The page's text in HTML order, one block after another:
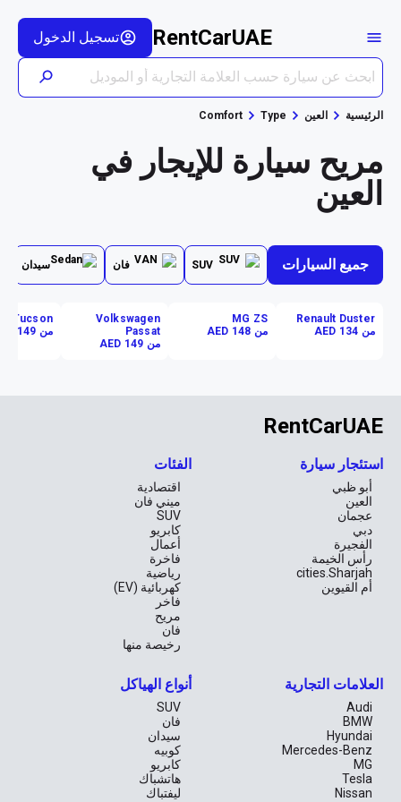
RentCarUAE تسجيل الدخول
الرئيسية العين Type
Comfort
مريح سيارة للإيجار في
العين
جميع السيارات SUV فان سيدان
Renault Duster
من AED 134
MG ZS
من AED 148
Volkswagen
Passat
من AED 149
Tucson
من AED 149
RentCarUAE
استئجار سيارة
أبو ظبي
العين
عجمان
دبي
الفجيرة
رأس الخيمة
cities.Sharjah
أم القيوين
الفئات
اقتصادية
ميني فان
SUV
كابريو
أعمال
فاخرة
رياضية
كهربائية (EV)
فاخر
مريح
فان
رخيصة منها
العلامات التجارية
Audi
BMW
Hyundai
Mercedes-Benz
MG
Tesla
Nissan
أنواع الهياكل
SUV
فان
سيدان
كوبيه
كابريو
هاتشباك
ليفتباك